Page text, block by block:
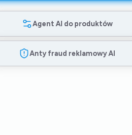
Agent AI do produktów
Anty fraud reklamowy AI